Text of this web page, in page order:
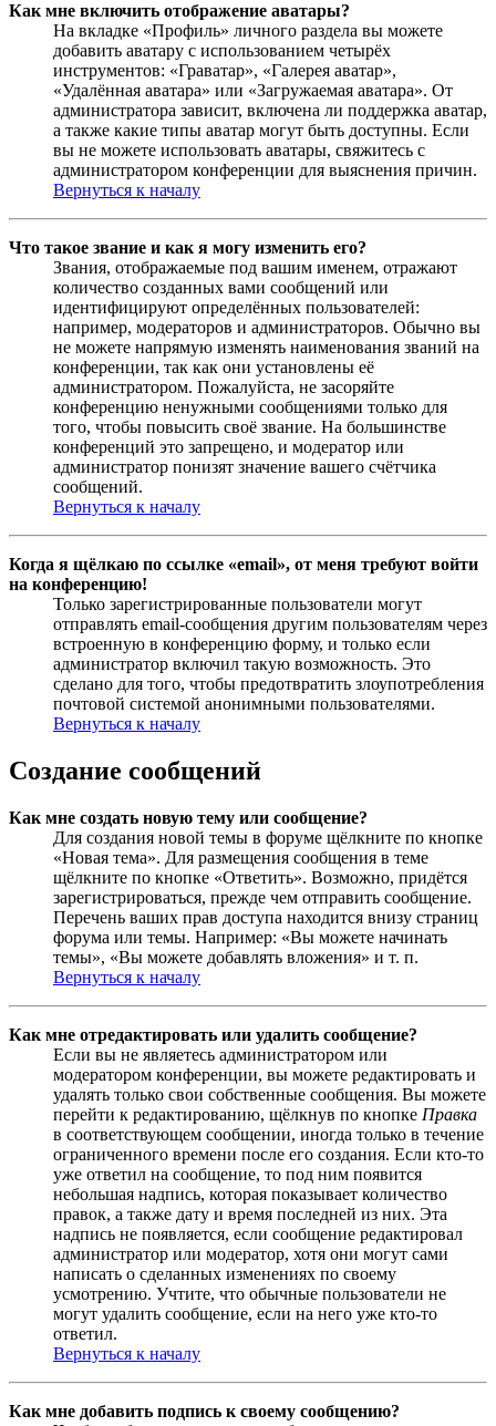
Как мне включить отображение аватары?
На вкладке «Профиль» личного раздела вы можете
добавить аватару с использованием четырёх
инструментов: «Граватар», «Галерея аватар»,
«Удалённая аватара» или «Загружаемая аватара». От
администратора зависит, включена ли поддержка аватар,
а также какие типы аватар могут быть доступны. Если
вы не можете использовать аватары, свяжитесь с
администратором конференции для выяснения причин.
Вернуться к началу
Что такое звание и как я могу изменить его?
Звания, отображаемые под вашим именем, отражают
количество созданных вами сообщений или
идентифицируют определённых пользователей:
например, модераторов и администраторов. Обычно вы
не можете напрямую изменять наименования званий на
конференции, так как они установлены её
администратором. Пожалуйста, не засоряйте
конференцию ненужными сообщениями только для
того, чтобы повысить своё звание. На большинстве
конференций это запрещено, и модератор или
администратор понизят значение вашего счётчика
сообщений.
Вернуться к началу
Когда я щёлкаю по ссылке «email», от меня требуют войти
на конференцию!
Только зарегистрированные пользователи могут
отправлять email-сообщения другим пользователям через
встроенную в конференцию форму, и только если
администратор включил такую возможность. Это
сделано для того, чтобы предотвратить злоупотребления
почтовой системой анонимными пользователями.
Вернуться к началу
Создание сообщений
Как мне создать новую тему или сообщение?
Для создания новой темы в форуме щёлкните по кнопке
«Новая тема». Для размещения сообщения в теме
щёлкните по кнопке «Ответить». Возможно, придётся
зарегистрироваться, прежде чем отправить сообщение.
Перечень ваших прав доступа находится внизу страниц
форума или темы. Например: «Вы можете начинать
темы», «Вы можете добавлять вложения» и т. п.
Вернуться к началу
Как мне отредактировать или удалить сообщение?
Если вы не являетесь администратором или
модератором конференции, вы можете редактировать и
удалять только свои собственные сообщения. Вы можете
перейти к редактированию, щёлкнув по кнопке Правка
в соответствующем сообщении, иногда только в течение
ограниченного времени после его создания. Если кто-то
уже ответил на сообщение, то под ним появится
небольшая надпись, которая показывает количество
правок, а также дату и время последней из них. Эта
надпись не появляется, если сообщение редактировал
администратор или модератор, хотя они могут сами
написать о сделанных изменениях по своему
усмотрению. Учтите, что обычные пользователи не
могут удалить сообщение, если на него уже кто-то
ответил.
Вернуться к началу
Как мне добавить подпись к своему сообщению?